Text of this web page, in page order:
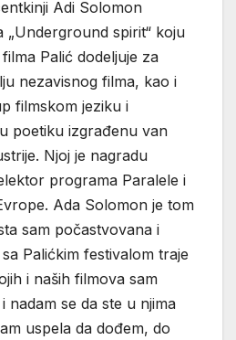
Adi Solomon
„Underground spirit“ koju
Palić dodeljuje za
nezavisnog filma, kao i
filmskom jeziku i
poetiku izgrađenu van
Njoj je nagradu
programa Paralele i
Ada Solomon je tom
sam počastvovana i
Palićkim festivalom traje
i naših filmova sam
nadam se da ste u njima
uspela da dođem, do